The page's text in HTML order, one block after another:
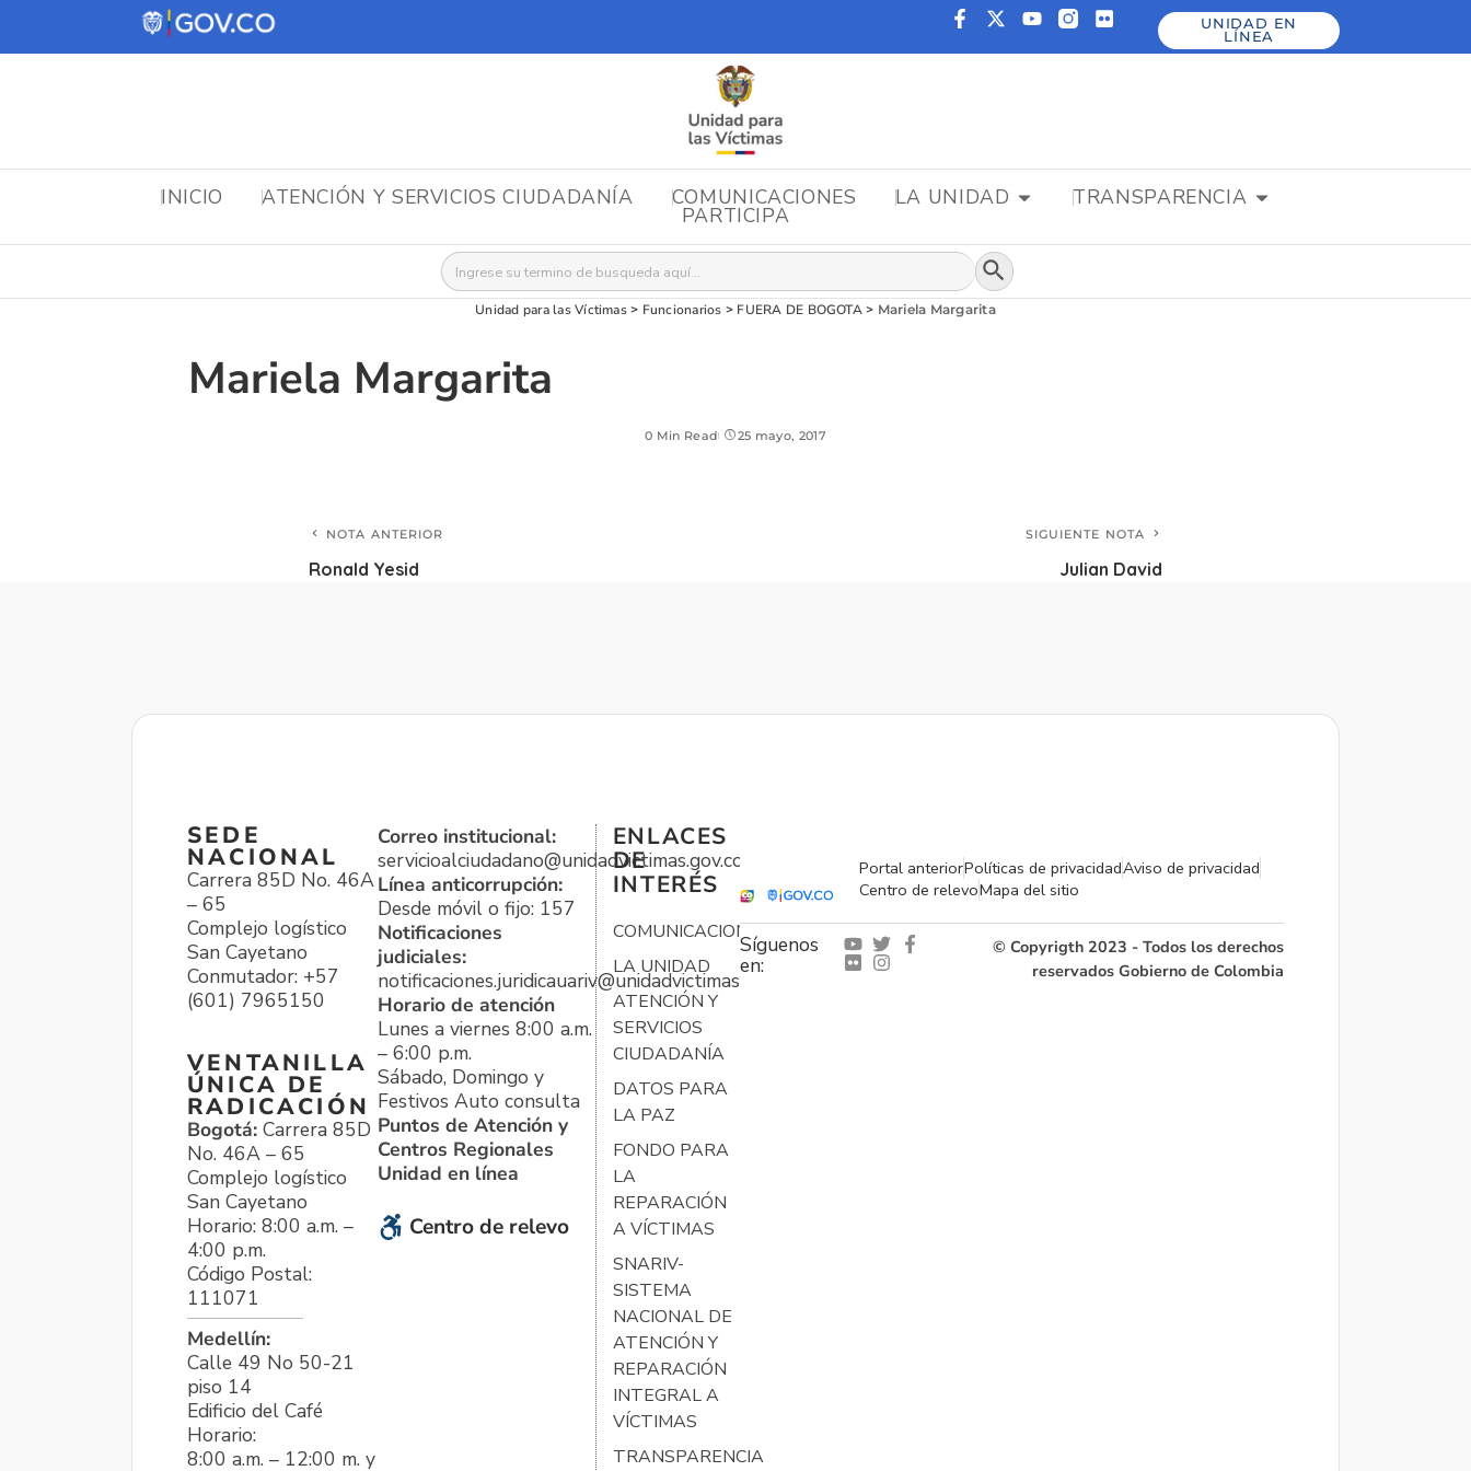
UNIDAD EN
LÍNEA
INICIO ATENCIÓN Y SERVICIOS CIUDADANÍA COMUNICACIONES LA UNIDAD TRANSPARENCIA
PARTICIPA
Buscar: Botón de búsqueda
Unidad para las Víctimas> Funcionarios > FUERA DE BOGOTA> Mariela Margarita
Mariela Margarita
0 Min Read 25 mayo, 2017
NOTA ANTERIOR
Ronald Yesid
SIGUIENTE NOTA
Julian David
SEDE
NACIONAL
Carrera 85D No. 46A
– 65
Complejo logístico
San Cayetano
Conmutador: +57
(601) 7965150
VENTANILLA
ÚNICA DE
RADICACIÓN
Bogotá: Carrera 85D
No. 46A – 65
Complejo logístico
San Cayetano
Horario: 8:00 a.m. –
4:00 p.m.
Código Postal:
111071
Medellín:
Calle 49 No 50-21
piso 14
Edificio del Café
Horario:
8:00 a.m. – 12:00 m. y
Correo institucional:
servicioalciudadano@unidadvictimas.gov.co
Línea anticorrupción:
Desde móvil o fijo: 157
Notificaciones
judiciales:
notificaciones.juridicauariv@unidadvictimas.gov.co
Horario de atención
Lunes a viernes 8:00 a.m.
– 6:00 p.m.
Sábado, Domingo y
Festivos Auto consulta
Puntos de Atención y
Centros Regionales
Unidad en línea
Centro de relevo
ENLACES
DE
INTERÉS
COMUNICACIONES
LA UNIDAD
ATENCIÓN Y
SERVICIOS
CIUDADANÍA
DATOS PARA
LA PAZ
FONDO PARA
LA
REPARACIÓN
A VÍCTIMAS
SNARIV-
SISTEMA
NACIONAL DE
ATENCIÓN Y
REPARACIÓN
INTEGRAL A
VÍCTIMAS
TRANSPARENCIA
Portal anteriorPolíticas de privacidadAviso de privacidad
Centro de relevoMapa del sitio
Síguenos
en:
© Copyrigth 2023 - Todos los derechos
reservados Gobierno de Colombia